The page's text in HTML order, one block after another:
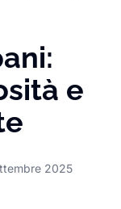
e
2025